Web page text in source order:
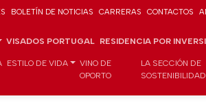
BOLETÍN DE NOTICIAS CARRERAS CONTACTOS
VISADOS PORTUGAL RESIDENCIA POR
ESTILO DE VIDA
VINO DE
OPORTO
LA SECCIÓN DE
SOSTENIBILIDAD